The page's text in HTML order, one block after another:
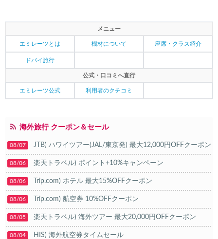
メニュー
エミレーツとは 機材について 座席・クラス紹介
ドバイ旅行
公式・口コミへ直行
エミレーツ公式 利用者のクチコミ
海外旅行 クーポン＆セール
08/07 JTB) ハワイツアー(JAL/東京発) 最大12,000円OFFクーポン
08/06 楽天トラベル) ポイント+10%キャンペーン
08/06 Trip.com) ホテル 最大15%OFFクーポン
08/06 Trip.com) 航空券 10%OFFクーポン
08/05 楽天トラベル) 海外ツアー 最大20,000円OFFクーポン
08/04 HIS) 海外航空券タイムセール